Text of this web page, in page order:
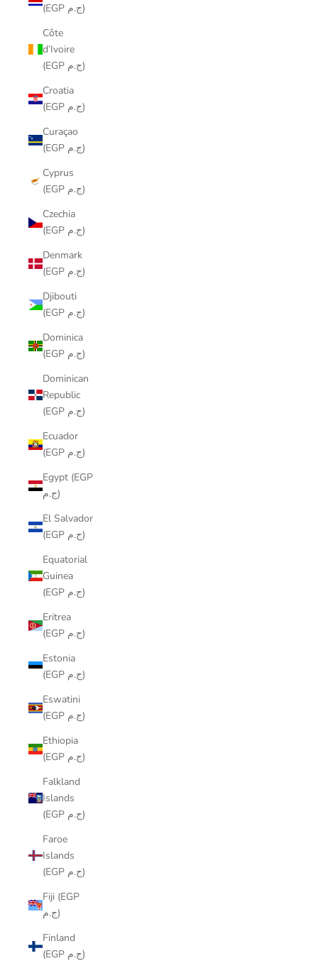
(EGP ج.م)
Côte
d’Ivoire
(EGP ج.م)
Croatia
(EGP ج.م)
Curaçao
(EGP ج.م)
Cyprus
(EGP ج.م)
Czechia
(EGP ج.م)
Denmark
(EGP ج.م)
Djibouti
(EGP ج.م)
Dominica
(EGP ج.م)
Dominican
Republic
(EGP ج.م)
Ecuador
(EGP ج.م)
Egypt (EGP
ج.م)
El Salvador
(EGP ج.م)
Equatorial
Guinea
(EGP ج.م)
Eritrea
(EGP ج.م)
Estonia
(EGP ج.م)
Eswatini
(EGP ج.م)
Ethiopia
(EGP ج.م)
Falkland
Islands
(EGP ج.م)
Faroe
Islands
(EGP ج.م)
Fiji (EGP
ج.م)
Finland
(EGP ج.م)